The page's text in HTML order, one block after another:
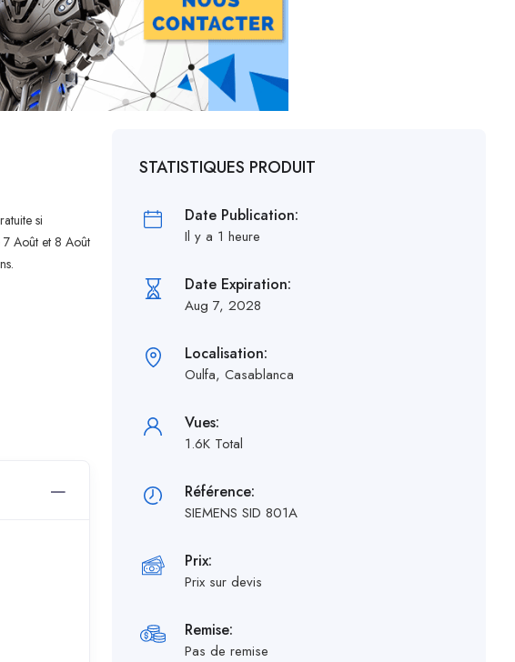
si
Août et 8 Août
STATISTIQUES PRODUIT
Date Publication:
Il y a 1 heure
Date Expiration:
Aug 7, 2028
Localisation:
Oulfa, Casablanca
Vues:
1.6K Total
Référence:
SIEMENS SID 801A
Prix:
Prix sur devis
Remise:
Pas de remise